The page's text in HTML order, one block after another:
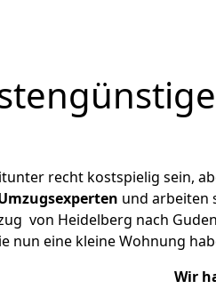
recht kostspielig sein,
und arbeiten
von Heidelberg nach
nun eine kleine Wohnung
Wir